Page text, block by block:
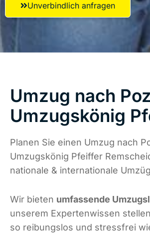
Unverbindlich anfragen
Umzug nach
Umzugskönig
Planen Sie einen Umzug nach
Umzugskönig Pfeiffer
nationale & internationale
Wir bieten umfassende
unserem Expertenwissen
so reibungslos und stressfrei